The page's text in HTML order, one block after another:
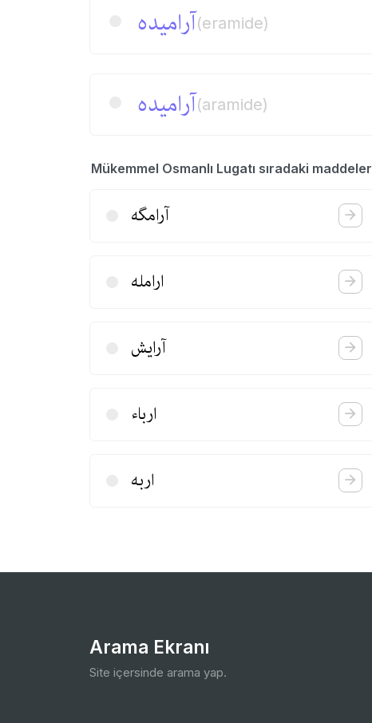
آرامیده(eramide)
آرامیده(aramide)
Mükemmel Osmanlı Lugatı sıradaki maddeler
آرامگه
ارامله
آرایش
ارباء
اربه
Arama Ekranı
Site içersinde arama yap.